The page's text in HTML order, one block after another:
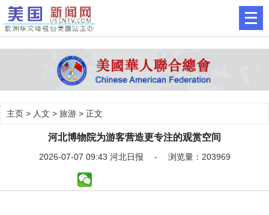
主页 > 人文 > 旅游 > 正文
河北博物院为游客营造更专注的观赏空间
2026-07-07 09:43 河北日报 - 浏览量：203969